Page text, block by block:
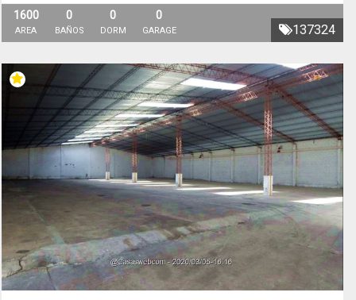
137324
1600
AREA
0
BAÑOS
0
DORM
0
GARAGE